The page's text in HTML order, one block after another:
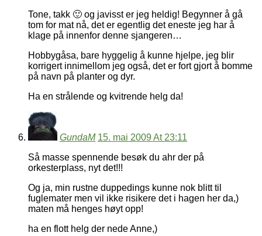
Tone, takk 🙂 og javisst er jeg heldig! Begynner å gå
tom for mat nå, det er egentlig det eneste jeg har å
klage på innenfor denne sjangeren…
Hobbygåsa, bare hyggelig å kunne hjelpe, jeg blir
korrigert innimellom jeg også, det er fort gjort å bomme
på navn på planter og dyr.
Ha en strålende og kvitrende helg da!
GundaM 15. mai 2009 At 23:11
Så masse spennende besøk du ahr der på
orkesterplass, nyt det!!!
Og ja, min rustne duppedings kunne nok blitt til
fuglemater men vil ikke risikere det i hagen her da,)
maten må henges høyt opp!
ha en flott helg der nede Anne,)